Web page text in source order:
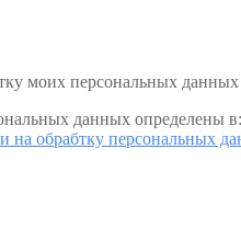
моих персональных данных
данных определены
на обрабтку персональных